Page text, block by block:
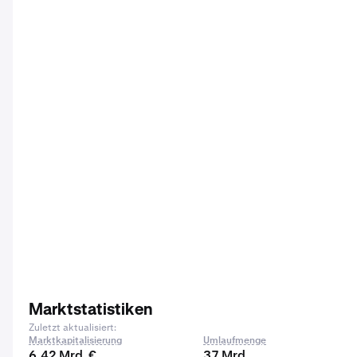
Marktstatistiken
Zuletzt aktualisiert:
Marktkapitalisierung
Umlaufmenge